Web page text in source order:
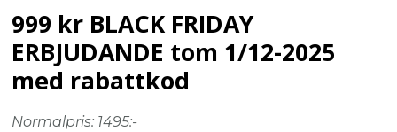
999 kr BLACK FRIDAY
ERBJUDANDE tom 1/12-2025
med rabattkod
Normalpris: 1495:-